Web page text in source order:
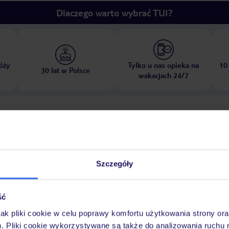
Szczegóły
pliki cookie w celu poprawy komfortu użytkowania strony
Pliki cookie wykorzystywane są także do analizowania ruchu
Dlaczego warto wybrać TUI?
30 lat w Polsce
Tylko u nas opieka na
wakacjach 24/7